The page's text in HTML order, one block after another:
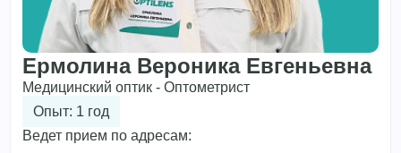
Ермолина Вероника Евгеньевна
Медицинский оптик - Оптометрист
Опыт: 1 год
Ведет прием по адресам: